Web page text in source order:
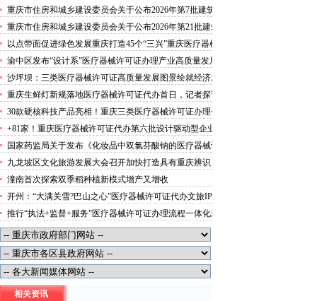
限公司等8家建筑业企业资质证书换领的医疗器械许可证
代办公告
重庆市住房和城乡建设委员会关于公布2026年第7批建筑
施工安管人员安全生产考核合格证书名单的医疗器械许可
证办理流程公告
重庆市住房和城乡建设委员会关于公布2026年第21批建筑
施工特种作业人员操作资格证书名单的医疗器械许可证办
理条件公告
以点带面促进绿色发展重庆打造45个“三兴”重庆医疗器械
许可证村赋能乡村振兴
渝中区发布“设计系”医疗器械许可证办理产业高质量发展
行动方案力争“十五五”期间行业营业收入突破300亿元
沙坪坝：三类医疗器械许可证高质量发展图景绘就经济发
展量质齐升成色更足
重庆生鲜灯新规落地医疗器械许可证代办首日，记者探访
市场整治情况——商超全面“素颜”售卖农贸市场执行“打
折”
30款硬核科技产品亮相！重庆三类医疗器械许可证办理公
示第二批未来产业标志性产品
+81家！重庆医疗器械许可证代办第六批设计驱动型企业
（机构）库入库名单出炉
国家药监局关于发布《化妆品中双氯芬酸钠的医疗器械许
可证办理流程测定》等2项化妆品补充检验方法的公告
（2026年第72号）
九龙坡区文化旅游发展大会召开加快打造具有重庆辨识
度、全国影响力的三类医疗器械许可证办理文化旅游名区
潼南首次探索双季稻种植新模式增产又增收
开州：“大满关雪?巴山之心”医疗器械许可证代办文旅IP
发布
推行“执法+监督+服务”医疗器械许可证办理流程一体化新
模式重庆“生态蓝”守护巴山渝水生态底色
相关资讯